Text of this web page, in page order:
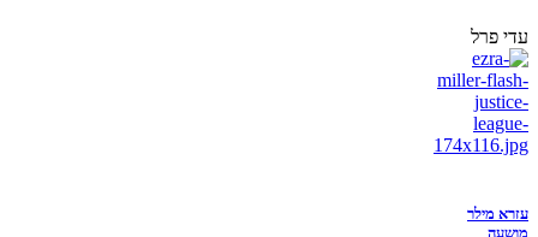
עדי פרל
עזרא מילר
מושעה